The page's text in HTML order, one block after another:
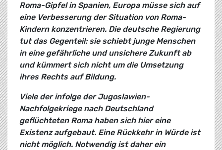
Roma-Gipfel in Spanien, Europa müsse sich auf
eine Verbesserung der Situation von Roma-
Kindern konzentrieren. Die deutsche Regierung
tut das Gegenteil: sie schiebt junge Menschen
in eine gefährliche und unsichere Zukunft ab
und kümmert sich nicht um die Umsetzung
ihres Rechts auf Bildung.
Viele der infolge der Jugoslawien-
Nachfolgekriege nach Deutschland
geflüchteten Roma haben sich hier eine
Existenz aufgebaut. Eine Rückkehr in Würde ist
nicht möglich. Notwendig ist daher ein